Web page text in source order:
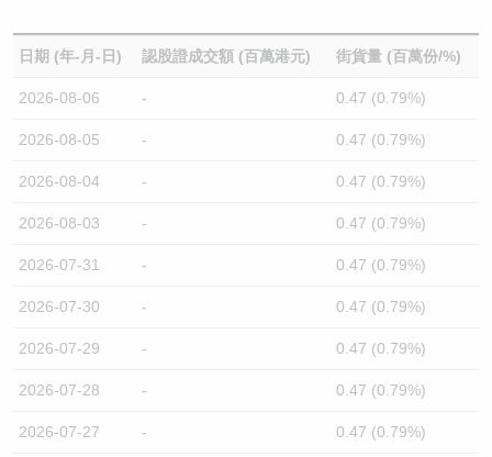
日期 (年-月-日) 認股證成交額 (百萬港元) 街貨量 (百萬份/%)
2026-08-06 - 0.47 (0.79%)
2026-08-05 - 0.47 (0.79%)
2026-08-04 - 0.47 (0.79%)
2026-08-03 - 0.47 (0.79%)
2026-07-31 - 0.47 (0.79%)
2026-07-30 - 0.47 (0.79%)
2026-07-29 - 0.47 (0.79%)
2026-07-28 - 0.47 (0.79%)
2026-07-27 - 0.47 (0.79%)